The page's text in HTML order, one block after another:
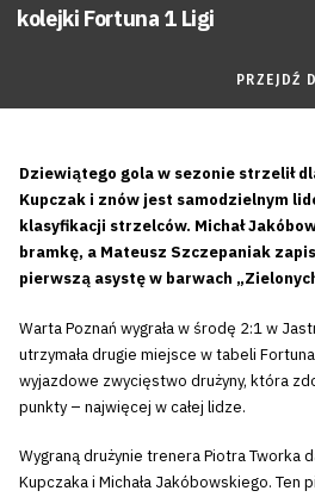
kolejki Fortuna 1 Ligi
PRZEJDŹ
Dziewiątego gola w sezonie strzelił
Kupczak i znów jest samodzielnym
klasyfikacji strzelców. Michał
bramkę, a Mateusz Szczepaniak
pierwszą asystę w barwach
Warta Poznań wygrała w środę 2:1 w
utrzymała drugie miejsce w tabeli
wyjazdowe zwycięstwo drużyny, która
punkty – najwięcej w całej lidze.
Wygraną drużynie trenera Piotra Tworka
Kupczaka i Michała Jakóbowskiego. Ten